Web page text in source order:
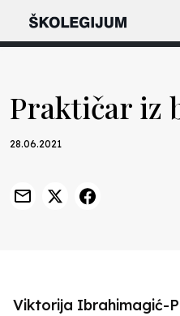
Praktičar iz
28.06.2021
Viktorija Ibrahimagić-